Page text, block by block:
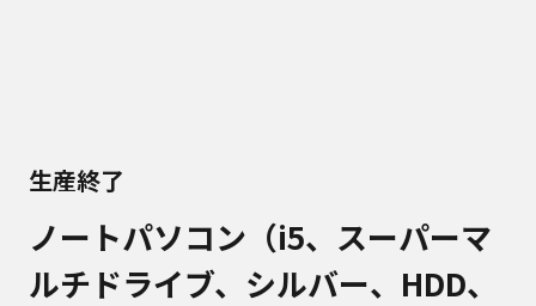
生産終了
ノートパソコン（i5、スーパーマ
ルチドライブ、シルバー、HDD、